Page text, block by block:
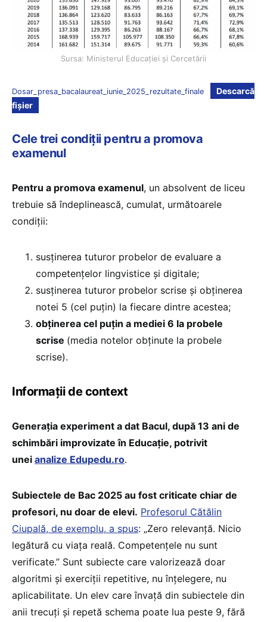
Sursa: Ministerul Educației și Cercetării
Dosar_presa_bacalaureat_iunie_2025_rezultate_finale
Descarcă
fișier
Cele trei condiții pentru a promova
examenul
Pentru a promova examenul, un absolvent de liceu
trebuie să îndeplinească, cumulat, următoarele
condiții:
susținerea tuturor probelor de evaluare a
competențelor lingvistice și digitale;
susținerea tuturor probelor scrise și obținerea
notei 5 (cel puțin) la fiecare dintre acestea;
obținerea cel puțin a mediei 6 la probele
scrise (media notelor obținute la probele
scrise).
Informații de context
Generația experiment a dat Bacul, după 13 ani de
schimbări improvizate în Educație, potrivit
unei analize Edupedu.ro.
Subiectele de Bac 2025 au fost criticate chiar de
profesori, nu doar de elevi. Profesorul Cătălin
Ciupală, de exemplu, a spus: „Zero relevanță. Nicio
legătură cu viața reală. Competențele nu sunt
verificate.” Sunt subiecte care valorizează doar
algoritmi și exerciții repetitive, nu înțelegere, nu
aplicabilitate. Un elev care învață din subiectele din
anii trecuți și repetă schema poate lua peste 9, fără